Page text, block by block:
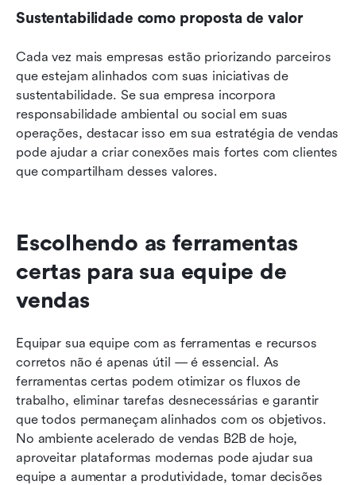
Sustentabilidade como proposta de valor
Cada vez mais empresas estão priorizando parceiros
que estejam alinhados com suas iniciativas de
sustentabilidade. Se sua empresa incorpora
responsabilidade ambiental ou social em suas
operações, destacar isso em sua estratégia de vendas
pode ajudar a criar conexões mais fortes com clientes
que compartilham desses valores.
Escolhendo as ferramentas
certas para sua equipe de
vendas
Equipar sua equipe com as ferramentas e recursos
corretos não é apenas útil — é essencial. As
ferramentas certas podem otimizar os fluxos de
trabalho, eliminar tarefas desnecessárias e garantir
que todos permaneçam alinhados com os objetivos.
No ambiente acelerado de vendas B2B de hoje,
aproveitar plataformas modernas pode ajudar sua
equipe a aumentar a produtividade, tomar decisões